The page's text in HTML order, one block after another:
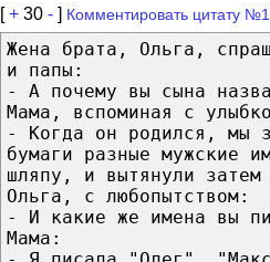
[+ 30 - ] Комментировать цитату
Жена брата, Ольга,
и папы:
- А почему вы сына
Мама, вспоминая с
- Когда он родился, мы
бумаги разные мужские
шляпу, и вытянули
Ольга, с любопытством:
- И какие же имена вы
Мама: